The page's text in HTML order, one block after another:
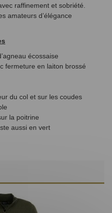
raffinement et sobriété.
amateurs d’élégance
écossaise
fermeture en laiton brossé
du col et sur les coudes
la poitrine
aussi en vert